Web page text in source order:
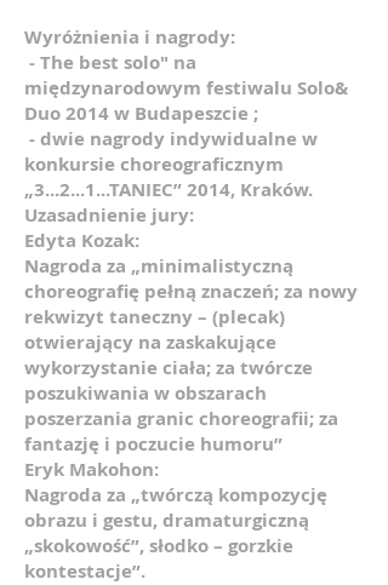
Wyróżnienia i nagrody:
- The best solo" na
międzynarodowym festiwalu Solo&
Duo 2014 w Budapeszcie ;
- dwie nagrody indywidualne w
konkursie choreograficznym
„3...2...1...TANIEC” 2014, Kraków.
Uzasadnienie jury:
Edyta Kozak:
Nagroda za „minimalistyczną
choreografię pełną znaczeń; za nowy
rekwizyt taneczny – (plecak)
otwierający na zaskakujące
wykorzystanie ciała; za twórcze
poszukiwania w obszarach
poszerzania granic choreografii; za
fantazję i poczucie humoru”
Eryk Makohon:
Nagroda za „twórczą kompozycję
obrazu i gestu, dramaturgiczną
„skokowość”, słodko – gorzkie
kontestacje”.